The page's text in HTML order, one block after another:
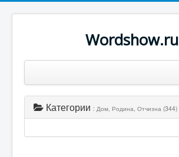
Wordshow.ru
Популярные цитаты
Авторы
Категории : Дом, Родина, Отчизна (344)